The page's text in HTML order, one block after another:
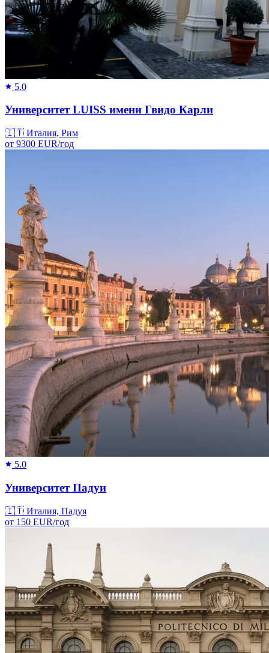
5.0
Университет LUISS имени Гвидо Карли
🇮🇹 Италия, Рим
от 9300 EUR/год
5.0
Университет Падуи
🇮🇹 Италия, Падуя
от 150 EUR/год